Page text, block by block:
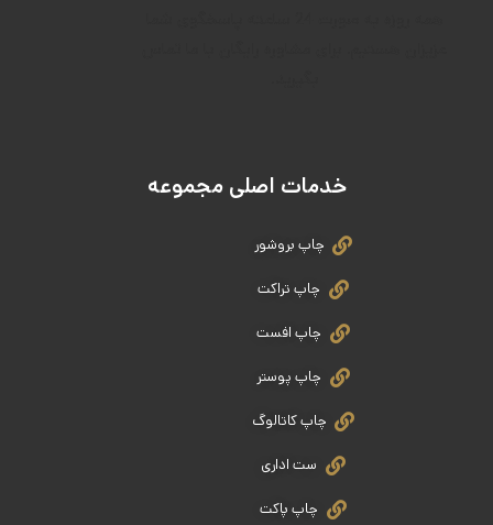
خدمات اصلی مجموعه
چاپ بروشور
چاپ تراکت
چاپ افست
چاپ پوستر
چاپ کاتالوگ
ست اداری
چاپ پاکت